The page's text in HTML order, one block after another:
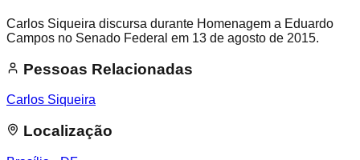
Carlos Siqueira discursa durante Homenagem a Eduardo
Campos no Senado Federal em 13 de agosto de 2015.
Pessoas Relacionadas
Carlos Siqueira
Localização